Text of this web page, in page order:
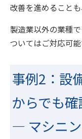
改善を進めること
製造業以外の業種
ついてはご対応可能
事例2：設
からでも
― マシニ